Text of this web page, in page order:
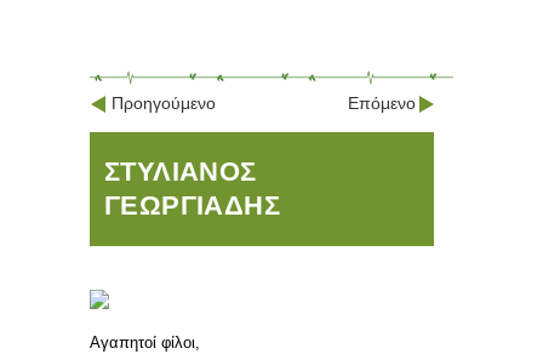
Προηγούμενο Επόμενο
ΣΤΥΛΙΑΝΟΣ
ΓΕΩΡΓΙΑΔΗΣ
Αγαπητοί φίλοι,